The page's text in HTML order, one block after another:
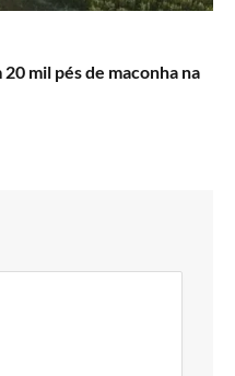
mil pés de maconha na